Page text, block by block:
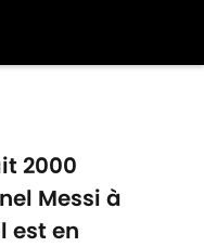
2000
Messi à
est en